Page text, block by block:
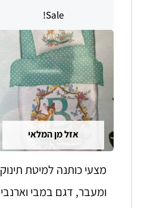
Sale!
אזל מן המלאי
מצעי כותנה למיטת תינוק
ומעבר, דגם במבי וארנבי